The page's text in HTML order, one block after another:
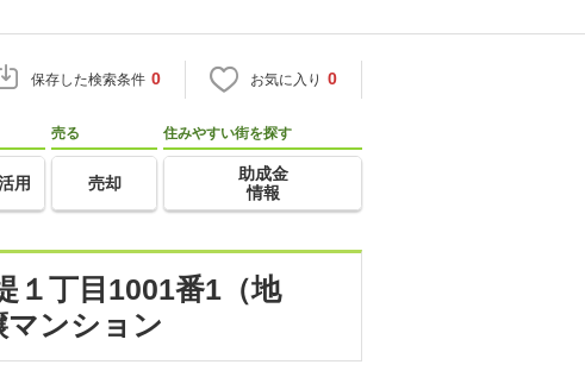
保存した検索条件 0 お気に入り 0
用
売る
売却
住みやすい街を探す
助成金
情報
１丁目1001番1（地
ンション